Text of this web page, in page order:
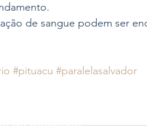
de sangue podem ser
#pituacu #paralelasalvador
de Inscrição